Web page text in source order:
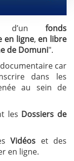
d’un fonds
en ligne, en libre
de Domuni".
car
dans les
au sein de
les Dossiers de
Vidéos et des
en ligne.